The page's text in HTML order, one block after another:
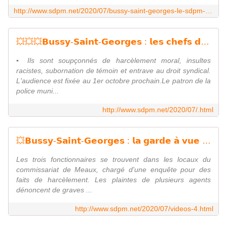
💥💥💥𝗕𝘂𝘀𝘀𝘆-𝗦𝗮𝗶𝗻𝘁-𝗚𝗲𝗼𝗿𝗴𝗲𝘀 : 𝗹𝗲𝘀 𝗰𝗵𝗲𝗳𝘀 𝗱𝗲 𝗹𝗮 𝗽𝗼𝗹𝗶𝗰𝗲 𝗺𝘂𝗻𝗶𝗰𝗶𝗽𝗮𝗹𝗲 𝘁𝗿𝗮𝗱𝘂𝗶𝘁𝘀 𝗲𝗻 𝗰𝗼𝗿𝗿𝗲𝗰𝘁𝗶𝗼𝗻𝗻𝗲𝗹𝗹𝗲 - Syndicat de la Police Municipale N°1 : SDPM / National
▪️ Ils sont soupçonnés de harcèlement moral, insultes
racistes, subornation de témoin et entrave au droit syndical.
L'audience est fixée au 1er octobre prochain.Le patron de la
police muni...
http://www.sdpm.net/2020/07/.html
💥𝗕𝘂𝘀𝘀𝘆-𝗦𝗮𝗶𝗻𝘁-𝗚𝗲𝗼𝗿𝗴𝗲𝘀 : 𝗹𝗮 𝗴𝗮𝗿𝗱𝗲 𝗮̀ 𝘃𝘂𝗲 𝗱𝘂 𝗽𝗮𝘁𝗿𝗼𝗻 𝗱𝗲 𝗹𝗮 𝗽𝗼𝗹𝗶𝗰𝗲 𝗺𝘂𝗻𝗶𝗰𝗶𝗽𝗮𝗹𝗲 𝗲𝘁 𝘀𝗲𝘀 𝗱𝗲𝘂𝘅 𝗮𝗱𝗷𝗼𝗶𝗻𝘁𝘀 𝗽𝗿𝗼𝗹𝗼𝗻𝗴𝗲́𝗲 (VIDEOS) - Syndicat de la Police Municipale N°1 : SDPM / National
Les trois fonctionnaires se trouvent dans les locaux du
commissariat de Meaux, chargé d'une enquête pour des
faits de harcèlement. Les plaintes de plusieurs agents
dénoncent de graves ...
http://www.sdpm.net/2020/07/videos-4.html